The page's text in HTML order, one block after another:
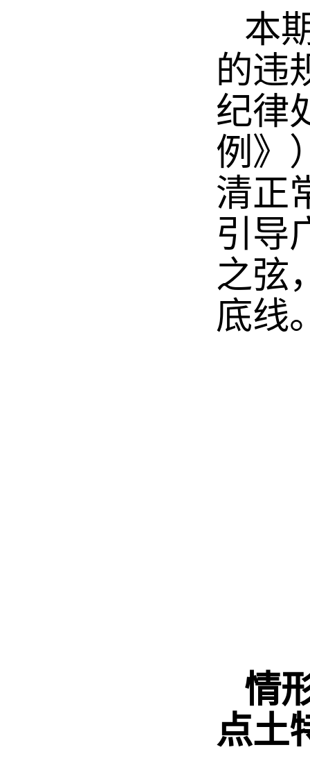
本
的违
纪律
例》
清正
引导
之弦
底线
情
点土